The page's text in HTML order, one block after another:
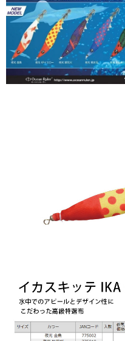
１．透過由恩沛科技股份有限公
易，需依本服務之必要範圍內提
權轉讓予恩沛科技股份有限公司。
２．關於個人資料處理事宜，請
https://aftee.tw/terms/#terms3
３．未成年的使用者請事先徵得
「AFTEE先享後付」，若未經同
任。
４．使用「AFTEE先享後付」時
時審查核予不同之上限額度；若
一般宅配（門市自取請勿下單
每筆NT$100，滿NT$2,000(
離島一般宅配
每筆NT$200，滿NT$2,000(